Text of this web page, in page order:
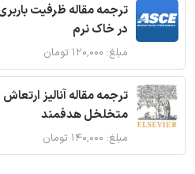
ترجمه مقاله ظرفیت
در خاک نرم
مبلغ: ۱۲۰,۰۰۰ تومان
ترجمه مقاله آنالیز
متخلخل هدفمند
مبلغ: ۱۴۰,۰۰۰ تومان